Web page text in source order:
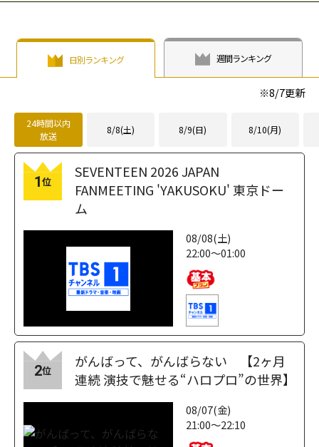
日別ランキング 週間ランキング
※8/7更新
24時間以内
放送
8/8(土) 8/9(日) 8/10(月)
1位
SEVENTEEN 2026 JAPAN
FANMEETING 'YAKUSOKU' 東京ドー
ム
08/08(土)
22:00～01:00
2位
がんばって、がんばらない 【2ヶ月
連続 演技で魅せる“ハロプロ”の世界】
08/07(金)
21:00～22:10